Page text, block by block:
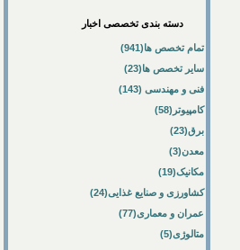
دسته بندی تخصصی اخبار
تمام تخصص ها(941)
سایر تخصص ها(23)
فنی و مهندسی (143)
کامپیوتر(58)
برق(23)
معدن(3)
مکانیک(19)
کشاورزی و صنایع غذایی(24)
عمران و معماری(77)
متالوژی(5)